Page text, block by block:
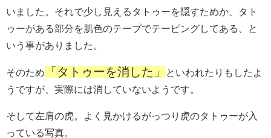
いました。それで少し見えるタトゥーを隠すためか、タト
ゥーがある部分を肌色のテープでテーピングしてある、と
いう事がありました。
そのため 「タトゥーを消した」
といわれたりもしたよ
うですが、実際には消していないようです。
そして左肩の虎。よく見かけるがっつり虎のタトゥーが入
っている写真。